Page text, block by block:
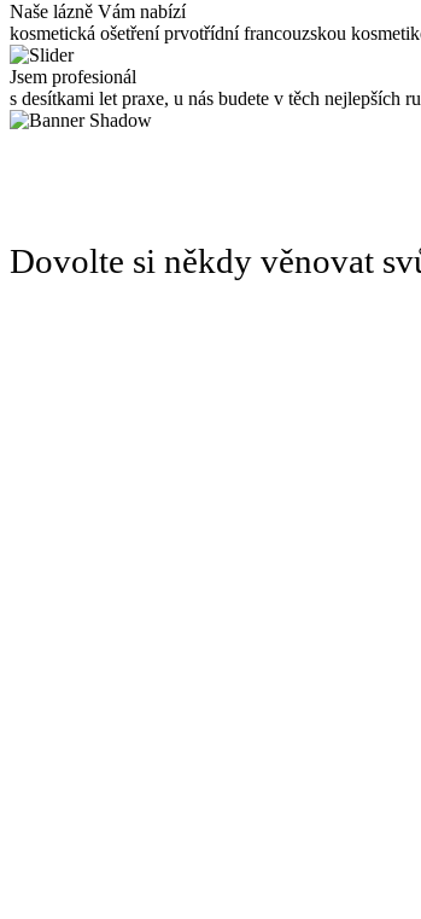
Naše lázně Vám nabízí
kosmetická ošetření prvotřídní francouzskou
Jsem profesionál
s desítkami let praxe, u nás budete v těch nejlepších
Dovolte si někdy věnovat